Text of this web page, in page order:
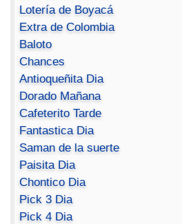
Lotería de Boyacá
Extra de Colombia
Baloto
Chances
Antioqueñita Dia
Dorado Mañana
Cafeterito Tarde
Fantastica Dia
Saman de la suerte
Paisita Dia
Chontico Dia
Pick 3 Dia
Pick 4 Dia